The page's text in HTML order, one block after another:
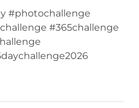
#photochallenge
#365challenge